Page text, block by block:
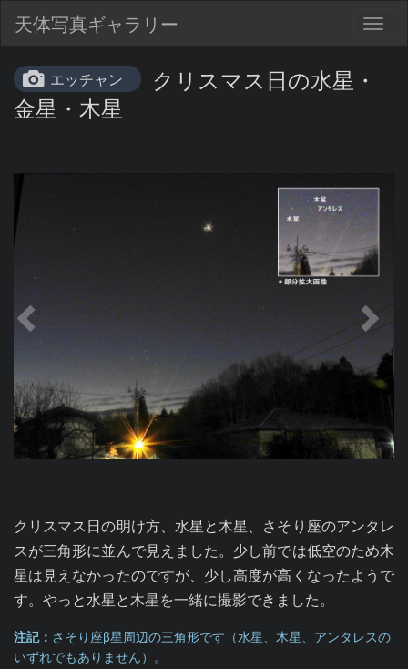
天体写真ギャラリー
エッチャン
クリスマス日の水星・
金星・木星
クリスマス日の明け方、水星と木星、さそり座のアンタレ
スが三角形に並んで見えました。少し前では低空のため木
星は見えなかったのですが、少し高度が高くなったようで
す。やっと水星と木星を一緒に撮影できました。
注記： さそり座β星周辺の三角形です（水星、木星、アンタレスの
いずれでもありません）。